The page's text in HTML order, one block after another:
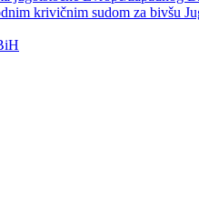
krivičnim sudom za bivšu